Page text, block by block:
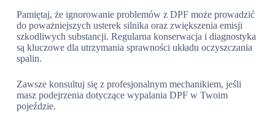
Pamiętaj, że ignorowanie problemów z DPF może prowadzić
do poważniejszych usterek silnika oraz zwiększenia emisji
szkodliwych substancji. Regularna konserwacja i diagnostyka
są kluczowe dla utrzymania sprawności układu oczyszczania
spalin.
Zawsze konsultuj się z profesjonalnym mechanikiem, jeśli
masz podejrzenia dotyczące wypalania DPF w Twoim
pojeździe.